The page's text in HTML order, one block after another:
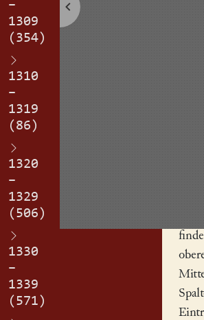
–
1309
(354)
1310
–
1319
(86)
1320
–
1329
(506)
1330
–
1339
(571)
]